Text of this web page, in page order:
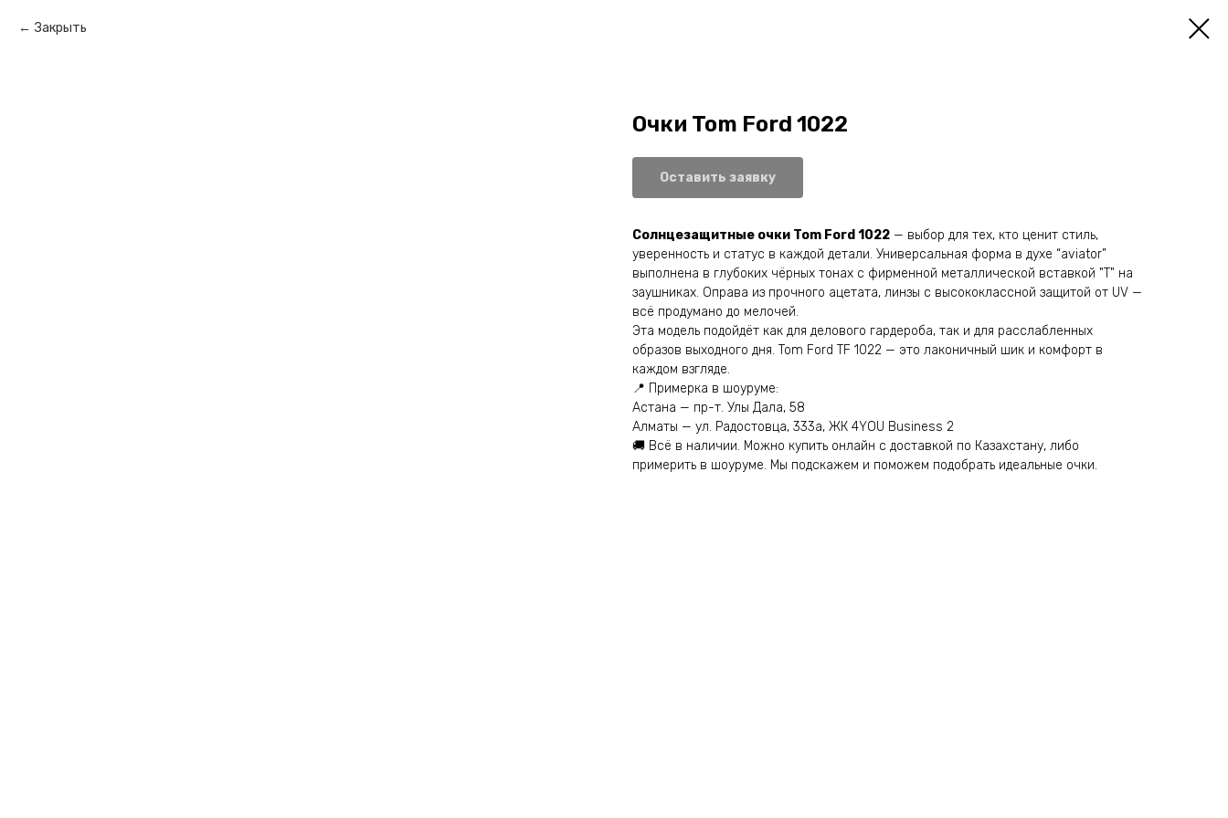
Закрыть
Очки Tom Ford 1022
Оставить заявку
Солнцезащитные очки Tom Ford 1022 — выбор для тех, кто ценит стиль,
уверенность и статус в каждой детали. Универсальная форма в духе “aviator”
выполнена в глубоких чёрных тонах с фирменной металлической вставкой "T" на
заушниках. Оправа из прочного ацетата, линзы с высококлассной защитой от UV —
всё продумано до мелочей.
Эта модель подойдёт как для делового гардероба, так и для расслабленных
образов выходного дня. Tom Ford TF 1022 — это лаконичный шик и комфорт в
каждом взгляде.
📍 Примерка в шоуруме:
Астана — пр-т. Улы Дала, 58
Алматы — ул. Радостовца, 333а, ЖК 4YOU Business 2
🚚 Всё в наличии. Можно купить онлайн с доставкой по Казахстану, либо
примерить в шоуруме. Мы подскажем и поможем подобрать идеальные очки.